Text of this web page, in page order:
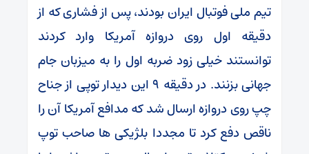
تیم ملی فوتبال ایران بودند، پس از فشاری که از
دقیقه اول روی دروازه آمریکا وارد کردند
توانستند خیلی زود ضربه اول را به میزبان جام
جهانی بزنند. در دقیقه ۹ این دیدار توپی از جناح
چپ روی دروازه ارسال شد که مدافع آمریکا آن را
ناقص دفع کرد تا مجددا بلژیکی ها صاحب توپ